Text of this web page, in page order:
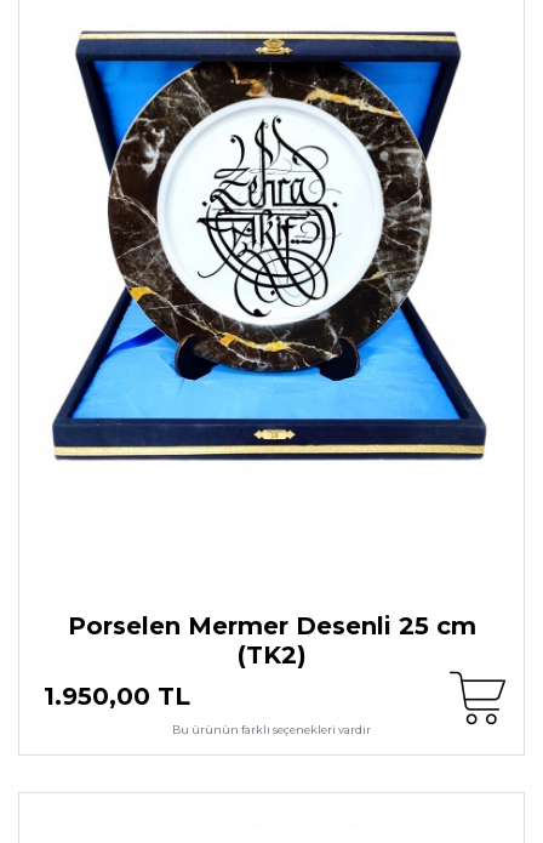
Porselen Mermer Desenli 25 cm
(TK2)
1.950,00 TL
Bu ürünün farklı seçenekleri vardır